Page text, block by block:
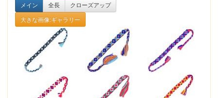
メイン
全長
クローズアップ
大きな画像:ギャラリー